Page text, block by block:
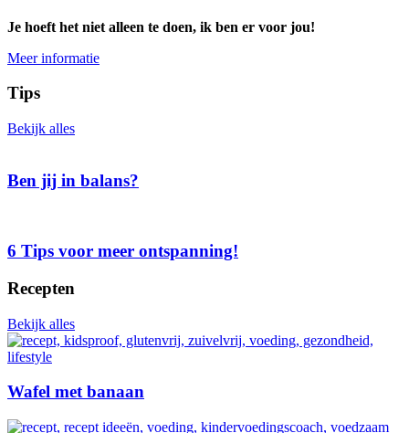
Je hoeft het niet alleen te doen, ik ben er voor jou!
Meer informatie
Tips
Bekijk alles
Ben jij in balans?
6 Tips voor meer ontspanning!
Recepten
Bekijk alles
Wafel met banaan